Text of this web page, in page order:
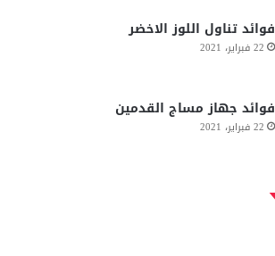
فوائد تناول اللوز الاخضر
22 فبراير، 2021
فوائد جهاز مساج القدمين
22 فبراير، 2021